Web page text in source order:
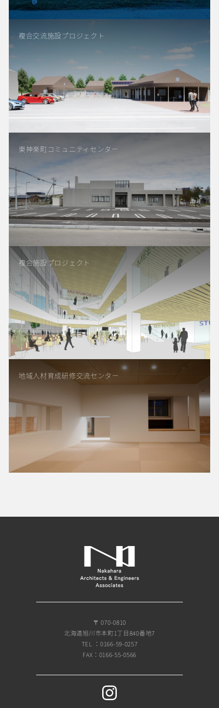
複合交流施設プロジェクト
東神楽町コミュニティセンター
複合施設プロジェクト
地域人材育成研修交流センター
〒 070-0810
北海道旭川市本町1丁目840番地7
TEL ：0166-59-0257
FAX：0166-55-0566